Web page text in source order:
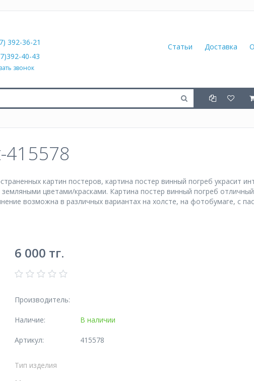
Статьи Доставка
392-36-21
40-43
звонок
415578
картин постеров, картина постер винный погреб украсит
цветами/красками. Картина постер винный погреб
возможна в различных вариантах на холсте, на фотобумаге, с
6 000 тг.
Производитель:
Наличие: В наличии
Артикул: 415578
Тип изделия